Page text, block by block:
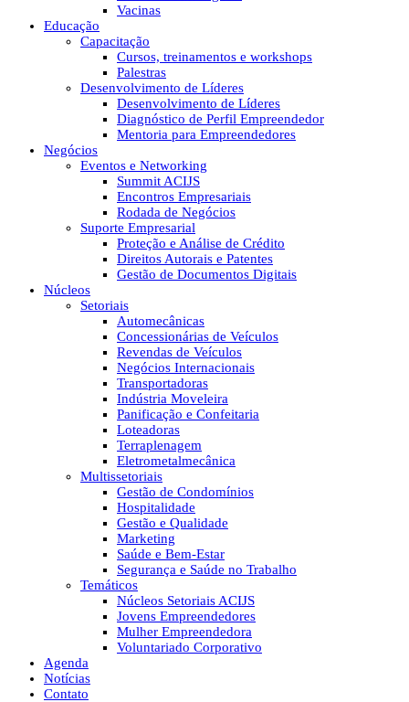
Vacinas
Educação
Capacitação
Cursos, treinamentos e workshops
Palestras
Desenvolvimento de Líderes
Desenvolvimento de Líderes
Diagnóstico de Perfil Empreendedor
Mentoria para Empreendedores
Negócios
Eventos e Networking
Summit ACIJS
Encontros Empresariais
Rodada de Negócios
Suporte Empresarial
Proteção e Análise de Crédito
Direitos Autorais e Patentes
Gestão de Documentos Digitais
Núcleos
Setoriais
Automecânicas
Concessionárias de Veículos
Revendas de Veículos
Negócios Internacionais
Transportadoras
Indústria Moveleira
Panificação e Confeitaria
Loteadoras
Terraplenagem
Eletrometalmecânica
Multissetoriais
Gestão de Condomínios
Hospitalidade
Gestão e Qualidade
Marketing
Saúde e Bem-Estar
Segurança e Saúde no Trabalho
Temáticos
Núcleos Setoriais ACIJS
Jovens Empreendedores
Mulher Empreendedora
Voluntariado Corporativo
Agenda
Notícias
Contato